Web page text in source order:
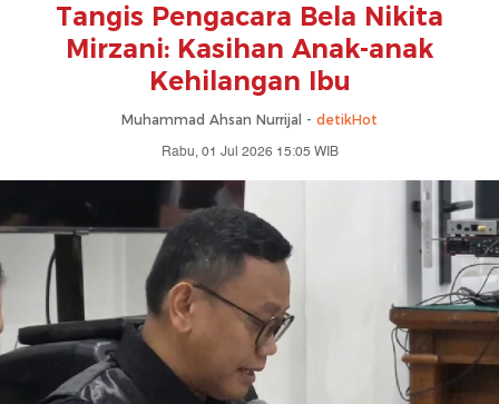
Tangis Pengacara Bela Nikita
Mirzani: Kasihan Anak-anak
Kehilangan Ibu
Muhammad Ahsan Nurrijal - detikHot
Rabu, 01 Jul 2026 15:05 WIB